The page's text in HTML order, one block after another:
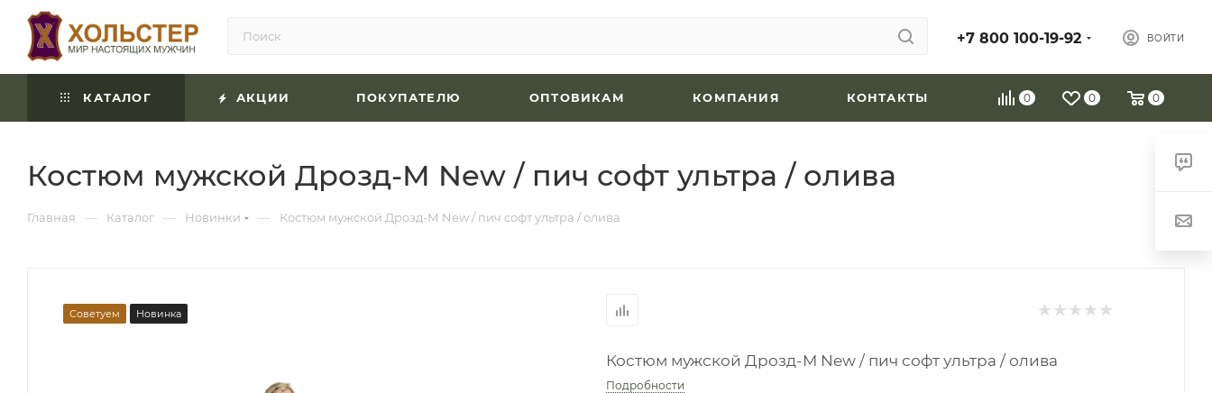
+7 800 100-19-92 ВОЙТИ
0 0 0
КАТАЛОГ АКЦИИ ПОКУПАТЕЛЮ ОПТОВИКАМ КОМПАНИЯ КОНТАКТЫ
Костюм мужской Дрозд-М New / пич софт ультра / олива
Главная — Каталог — Новинки — Костюм мужской Дрозд-М New / пич софт ультра / олива
Советуем Новинка
Костюм мужской Дрозд-М New / пич софт ультра / олива
Подробности